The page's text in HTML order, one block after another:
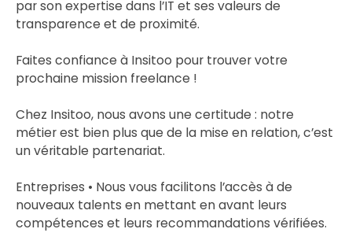
par son expertise dans l’IT et ses valeurs de
transparence et de proximité.
Faites confiance à Insitoo pour trouver votre
prochaine mission freelance !
Chez Insitoo, nous avons une certitude : notre
métier est bien plus que de la mise en relation, c’est
un véritable partenariat.
Entreprises • Nous vous facilitons l’accès à de
nouveaux talents en mettant en avant leurs
compétences et leurs recommandations vérifiées.